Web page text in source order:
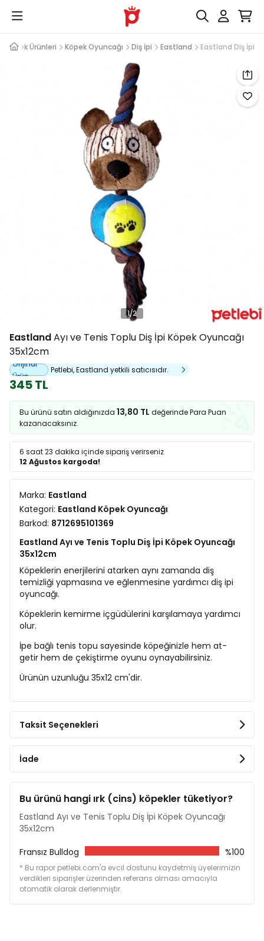
Köpek Ürünleri Köpek Oyuncağı Diş İpi Eastland Eastland Diş İpi
1/2
EastlandAyı ve Tenis Toplu Diş İpi Köpek Oyuncağı
35x12cm
Orijinal
Ürün
Petlebi, Eastland yetkili satıcısıdır.
345 TL
Bu ürünü satın aldığınızda 13,80 TL değerinde Para Puan
kazanacaksınız.
6 saat 23 dakika içinde sipariş verirseniz
12 Ağustos kargoda!
Marka: Eastland
Kategori: Eastland Köpek Oyuncağı
Barkod: 8712695101369
Eastland Ayı ve Tenis Toplu Diş İpi Köpek Oyuncağı
35x12cm
Köpeklerin enerjilerini atarken aynı zamanda diş
temizliği yapmasına ve eğlenmesine yardımcı diş ipi
oyuncağı.
Köpeklerin kemirme içgüdülerini karşılamaya yardımcı
olur.
İpe bağlı tenis topu sayesinde köpeğinizle hem at-
getir hem de çekiştirme oyunu oynayabilirsiniz.
Ürünün uzunluğu 35x12 cm'dir.
Taksit Seçenekleri
İade
Bu ürünü hangi ırk (cins) köpekler tüketiyor?
Eastland Ayı ve Tenis Toplu Diş İpi Köpek Oyuncağı
35x12cm
Fransız Bulldog
%100
* Bu rapor petlebi.com'a evcil dostunu kaydetmiş üyelerimizin
verdikleri siparişler üzerinden referans olması amacıyla
otomatik olarak derlenmiştir.